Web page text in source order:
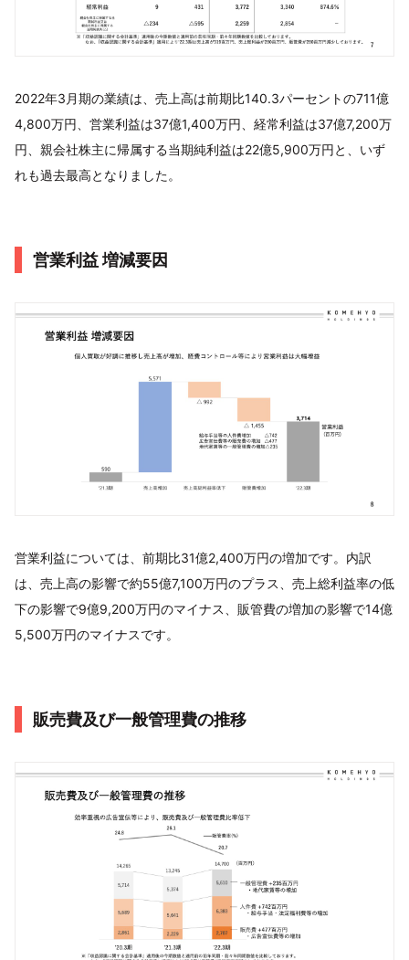
2022年3月期の業績は、売上高は前期比140.3パーセントの711億
4,800万円、営業利益は37億1,400万円、経常利益は37億7,200万
円、親会社株主に帰属する当期純利益は22億5,900万円と、いず
れも過去最高となりました。
営業利益 増減要因
営業利益については、前期比31億2,400万円の増加です。内訳
は、売上高の影響で約55億7,100万円のプラス、売上総利益率の低
下の影響で9億9,200万円のマイナス、販管費の増加の影響で14億
5,500万円のマイナスです。
販売費及び一般管理費の推移